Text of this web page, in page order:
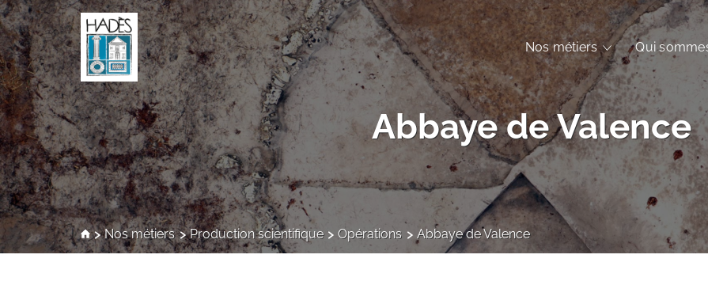
Nos métiers Qui
Abbaye de Valence
Nos métiers Production scientifique Opérations Abbaye de Valence